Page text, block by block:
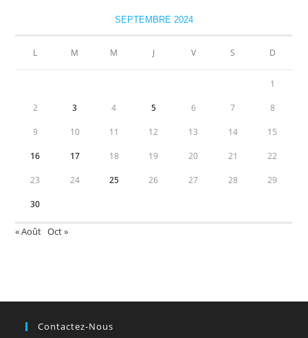
SEPTEMBRE 2024
L M M J V S D
1
2 3 4 5 6 7 8
9 10 11 12 13 14 15
16 17 18 19 20 21 22
23 24 25 26 27 28 29
30
« Août Oct »
Contactez-Nous